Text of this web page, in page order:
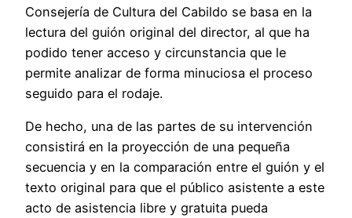
Consejería de Cultura del Cabildo se basa en la
lectura del guión original del director, al que ha
podido tener acceso y circunstancia que le
permite analizar de forma minuciosa el proceso
seguido para el rodaje.
De hecho, una de las partes de su intervención
consistirá en la proyección de una pequeña
secuencia y en la comparación entre el guión y el
texto original para que el público asistente a este
acto de asistencia libre y gratuita pueda